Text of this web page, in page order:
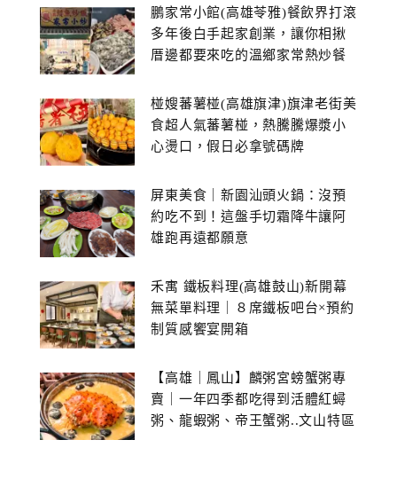
鵬家常小館(高雄苓雅)餐飲界打滾
多年後白手起家創業，讓你相揪
厝邊都要來吃的溫鄉家常熱炒餐
椪嫂蕃薯椪(高雄旗津)旗津老街美
食超人氣蕃薯椪，熱騰騰爆漿小
心燙口，假日必拿號碼牌
屏東美食｜新園汕頭火鍋：沒預
約吃不到！這盤手切霜降牛讓阿
雄跑再遠都願意
禾寓 鐵板料理(高雄鼓山)新開幕
無菜單料理｜８席鐵板吧台×預約
制質感饗宴開箱
【高雄｜鳳山】麟粥宮螃蟹粥專
賣｜一年四季都吃得到活體紅蟳
粥、龍蝦粥、帝王蟹粥..文山特區